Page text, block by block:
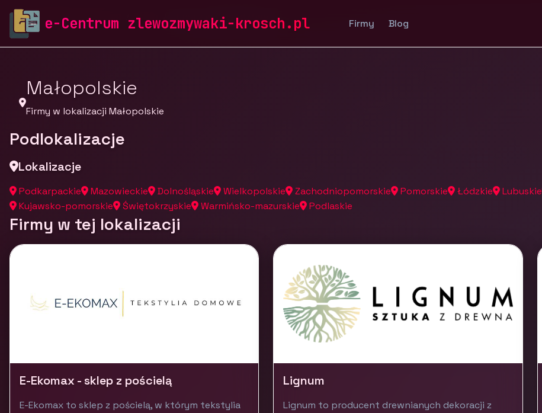
e-Centrum zlewozmywaki-krosch.pl Firmy Blog
zlewozmywaki-krosch.pl Firmy Firmy z województwa
Małopolskie
Firmy w lokalizacji Małopolskie
Podlokalizacje
Lokalizacje
Podkarpackie Mazowieckie Dolnośląskie Wielkopolskie Zachodniopomorskie Pomorskie Łódzkie Lubuskie
Kujawsko-pomorskie
Świętokrzyskie Warmińsko-mazurskie Podlaskie
Firmy w tej lokalizacji
E-Ekomax - sklep z pościelą
E-Ekomax to sklep z pościelą, w którym tekstylia
Lignum
Lignum to producent drewnianych dekoracji z